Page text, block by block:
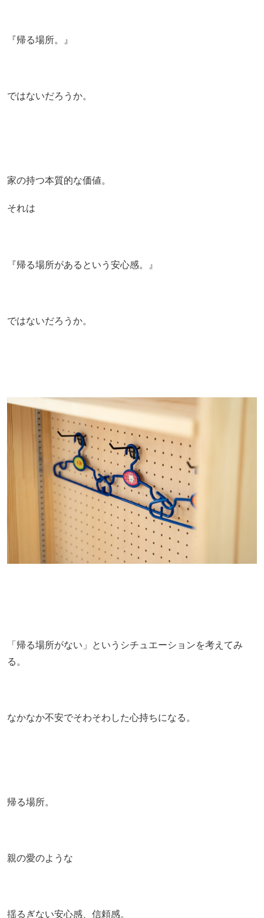
『帰る場所。』
ではないだろうか。
家の持つ本質的な価値。
それは
『帰る場所があるという安心感。』
ではないだろうか。
「帰る場所がない」というシチュエーションを考えてみ
る。
なかなか不安でそわそわした心持ちになる。
帰る場所。
親の愛のような
揺るぎない安心感、信頼感。